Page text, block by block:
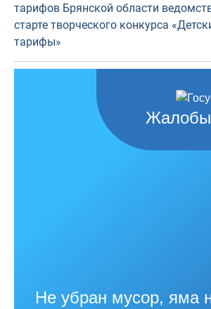
тарифов Брянской области
старте творческого конкурса
тарифы»
Жалобы
Не убран мусор, яма